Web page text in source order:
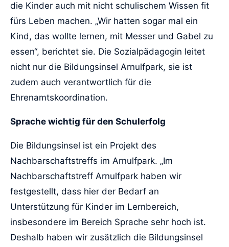
die Kinder auch mit nicht schulischem Wissen fit
fürs Leben machen. „Wir hatten sogar mal ein
Kind, das wollte lernen, mit Messer und Gabel zu
essen“, berichtet sie. Die Sozialpädagogin leitet
nicht nur die Bildungsinsel Arnulfpark, sie ist
zudem auch verantwortlich für die
Ehrenamtskoordination.
Sprache wichtig für den Schulerfolg
Die Bildungsinsel ist ein Projekt des
Nachbarschaftstreffs im Arnulfpark. „Im
Nachbarschaftstreff Arnulfpark haben wir
festgestellt, dass hier der Bedarf an
Unterstützung für Kinder im Lernbereich,
insbesondere im Bereich Sprache sehr hoch ist.
Deshalb haben wir zusätzlich die Bildungsinsel